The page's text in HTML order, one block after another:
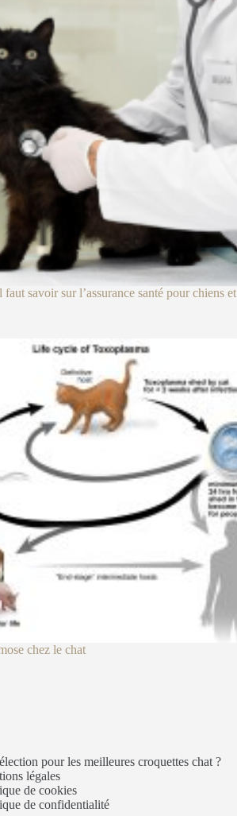
faut savoir sur l’assurance santé pour chiens et
chez le chat
pour les meilleures croquettes chat ?
légales
de cookies
de confidentialité